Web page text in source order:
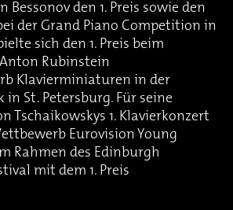
Bessonov den 1. Preis sowie den
der Grand Piano Competition in
sich den 1. Preis beim
Rubinstein
Klavierminiaturen in der
in St. Petersburg. Für seine
Tschaikowskys 1. Klavierkonzert
Eurovision Young
Rahmen des Edinburgh
mit dem 1. Preis